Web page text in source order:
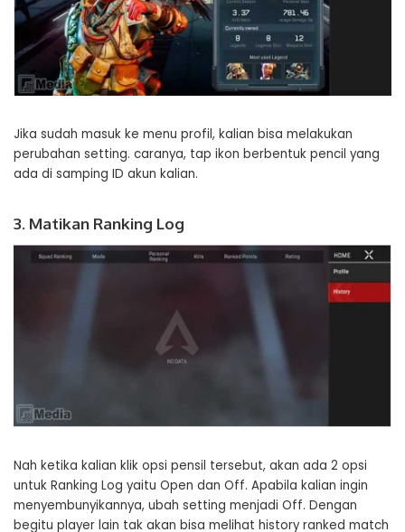
Jika sudah masuk ke menu profil, kalian bisa melakukan
perubahan setting. caranya, tap ikon berbentuk pencil yang
ada di samping ID akun kalian.
3. Matikan Ranking Log
Nah ketika kalian klik opsi pensil tersebut, akan ada 2 opsi
untuk Ranking Log yaitu Open dan Off. Apabila kalian ingin
menyembunyikannya, ubah setting menjadi Off. Dengan
begitu player lain tak akan bisa melihat history ranked match